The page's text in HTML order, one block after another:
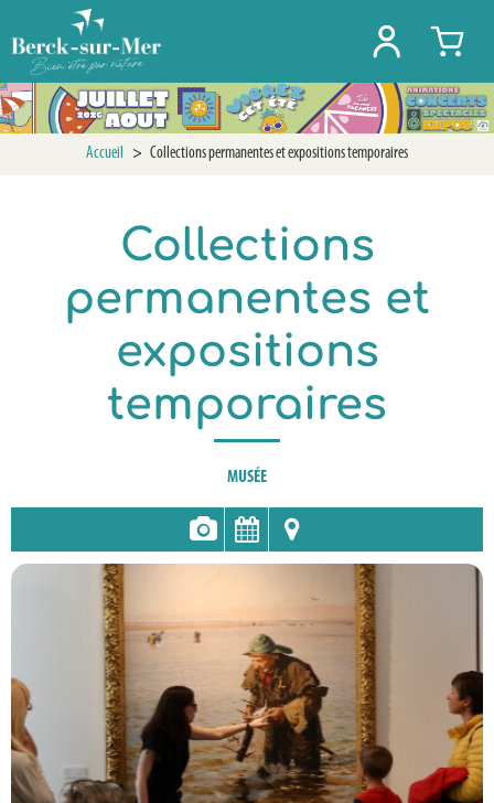
Accueil > Collections permanentes et expositions temporaires
Collections
permanentes et
expositions
temporaires
MUSÉE